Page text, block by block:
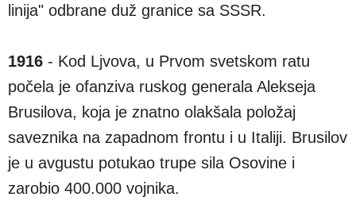
linija" odbrane duž granice sa SSSR.
1916 - Kod Ljvova, u Prvom svetskom ratu
počela je ofanziva ruskog generala Alekseja
Brusilova, koja je znatno olakšala položaj
saveznika na zapadnom frontu i u Italiji. Brusilov
je u avgustu potukao trupe sila Osovine i
zarobio 400.000 vojnika.